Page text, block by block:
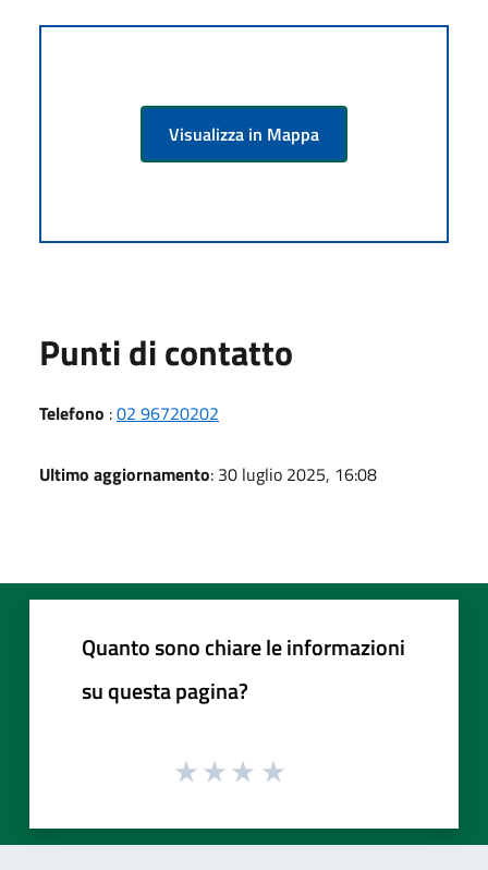
Visualizza in Mappa
Punti di contatto
Telefono :02 96720202
Ultimo aggiornamento: 30 luglio 2025, 16:08
Quanto sono chiare le informazioni
su questa pagina?